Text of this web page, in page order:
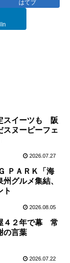
はてブ
スイーツも 阪
スヌーピーフェ
2026.07.27
ＰＡＲＫ「海
グルメ集結、
ト
2026.08.05
４２年で幕 常
の言葉
2026.07.22